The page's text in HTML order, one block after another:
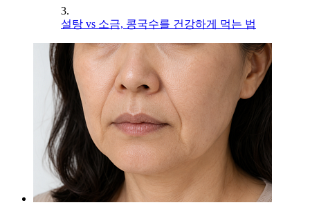
3.
설탕 vs 소금, 콩국수를 건강하게 먹는 법